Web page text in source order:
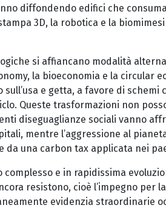
diffondendo edifici che
3D, la robotica e la
si affiancano modalità
la bioeconomia e la circular
sull’usa e getta, a favore di
Queste trasformazioni non
diseguaglianze sociali vanno
mentre l’aggressione al
da una carbon tax applicata nei
complesso e in rapidissima
resistono, cioè l’impegno per
evidenzia straordinarie